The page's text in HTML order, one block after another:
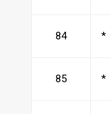
84 *
85 *